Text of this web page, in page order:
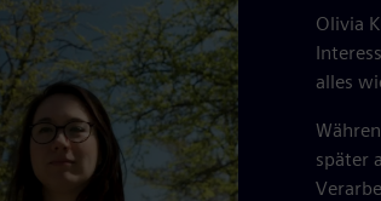
Olivia
alles
später